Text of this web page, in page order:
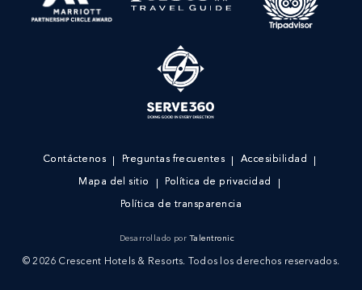
Contáctenos Preguntas frecuentes Accesibilidad
Mapa del sitio Política de privacidad
Política de transparencia
Desarrollado porTalentronic
© 2026 Crescent Hotels & Resorts. Todos los derechos reservados.